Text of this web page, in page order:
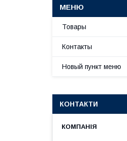
Товары
Контакты
Новый пункт меню
КОНТАКТИ